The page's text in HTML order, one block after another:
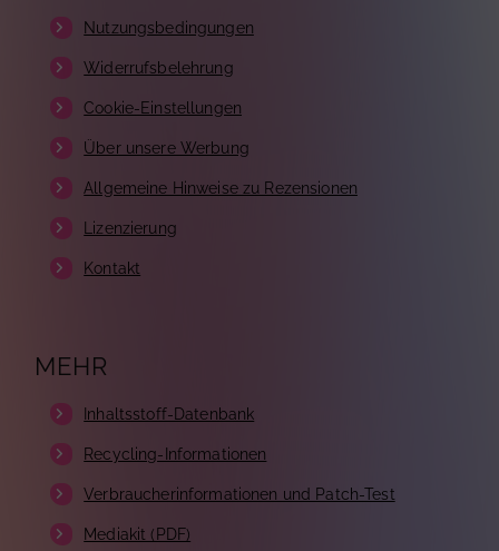
Nutzungsbedingungen
Widerrufsbelehrung
Cookie-Einstellungen
Über unsere Werbung
Allgemeine Hinweise zu Rezensionen
Lizenzierung
Kontakt
MEHR
Inhaltsstoff-Datenbank
Recycling-Informationen
Verbraucherinformationen und Patch-Test
Mediakit (PDF)